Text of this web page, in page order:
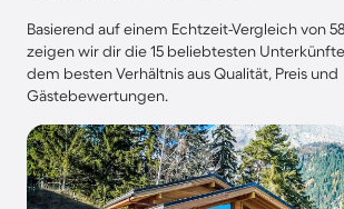
Basierend auf einem Echtzeit-Vergleich von
zeigen wir dir die 15 beliebtesten
dem besten Verhältnis aus Qualität, Preis und
Gästebewertungen.